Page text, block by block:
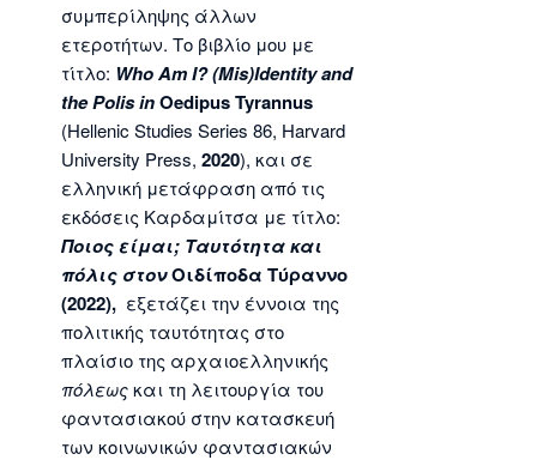
συμπερίληψης άλλων
ετεροτήτων. Το βιβλίο μου με
τίτλο: Who Am I? (Mis)Identity and
the Polis inOedipus Tyrannus
(Hellenic Studies Series 86, Harvard
University Press, 2020), και σε
ελληνική μετάφραση από τις
εκδόσεις Καρδαμίτσα με τίτλο:
Ποιοςείμαι; Ταυτότητα και
πόλις στονΟιδίποδα Τύραννο
(2022),εξετάζει την έννοια της
πολιτικής ταυτότητας στο
πλαίσιο της αρχαιοελληνικής
πόλεωςκαι τη λειτουργία του
φαντασιακού στην κατασκευή
των κοινωνικών φαντασιακών